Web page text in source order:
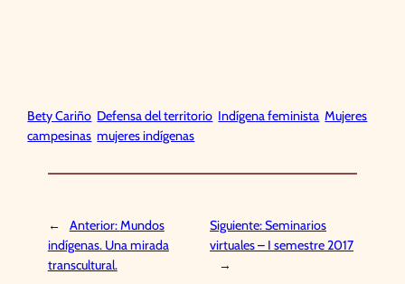
Bety Cariño Defensa del territorio Indígena feminista Mujeres
campesinas mujeres indígenas
← Anterior:Mundos
indígenas. Una mirada
transcultural.
Siguiente:Seminarios
virtuales – I semestre 2017
→